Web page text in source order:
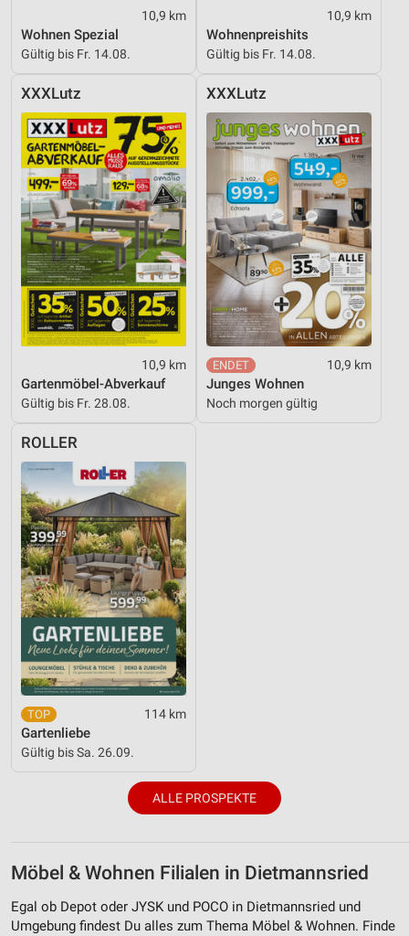
10,9 km
Wohnen Spezial
Gültig bis Fr. 14.08.
10,9 km
Wohnenpreishits
Gültig bis Fr. 14.08.
XXXLutz
10,9 km
Gartenmöbel-Abverkauf
Gültig bis Fr. 28.08.
XXXLutz
10,9 km
Junges Wohnen
Noch morgen gültig
ROLLER
114 km
Gartenliebe
Gültig bis Sa. 26.09.
ALLE PROSPEKTE
Möbel & Wohnen Filialen in Dietmannsried
Egal ob Depot oder JYSK und POCO in Dietmannsried und
Umgebung findest Du alles zum Thema Möbel & Wohnen. Finde